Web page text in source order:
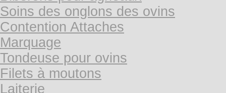
Soins des onglons des ovins
Contention Attaches
Marquage
Tondeuse pour ovins
Filets à moutons
Laiterie